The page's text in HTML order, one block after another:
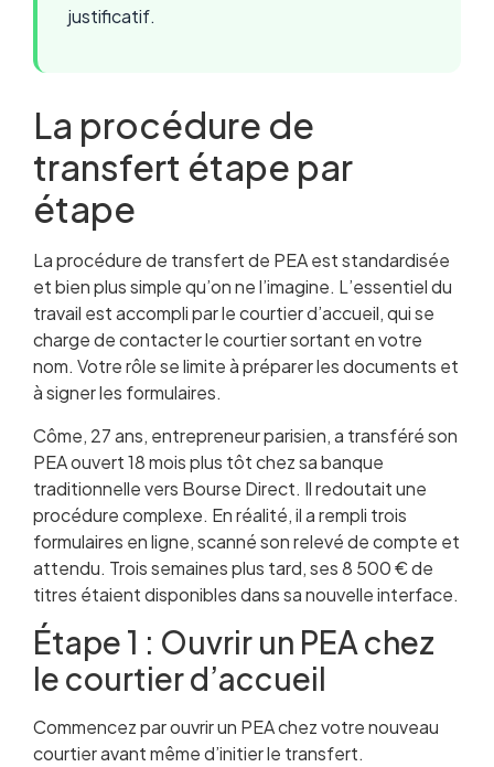
justificatif.
La procédure de
transfert étape par
étape
La procédure de transfert de PEA est standardisée
et bien plus simple qu’on ne l’imagine. L’essentiel du
travail est accompli par le courtier d’accueil, qui se
charge de contacter le courtier sortant en votre
nom. Votre rôle se limite à préparer les documents et
à signer les formulaires.
Côme, 27 ans, entrepreneur parisien, a transféré son
PEA ouvert 18 mois plus tôt chez sa banque
traditionnelle vers Bourse Direct. Il redoutait une
procédure complexe. En réalité, il a rempli trois
formulaires en ligne, scanné son relevé de compte et
attendu. Trois semaines plus tard, ses 8 500 € de
titres étaient disponibles dans sa nouvelle interface.
Étape 1 : Ouvrir un PEA chez
le courtier d’accueil
Commencez par ouvrir un PEA chez votre nouveau
courtier avant même d’initier le transfert.